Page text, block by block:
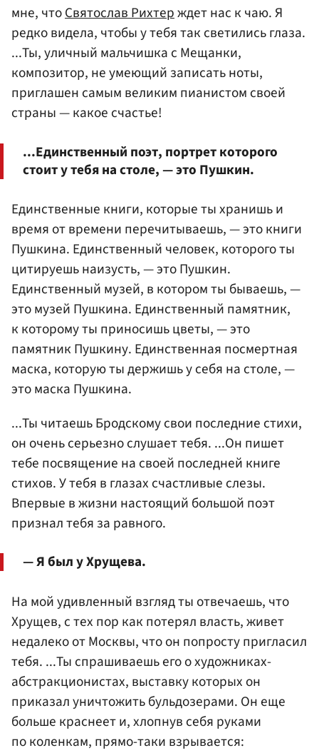
мне, чтоСвятослав Рихтерждет нас к чаю. Я
редко видела, чтобы у тебя так светились глаза.
...Ты, уличный мальчишка с Мещанки,
композитор, не умеющий записать ноты,
приглашен самым великим пианистом своей
страны — какое счастье!
...Единственный поэт, портрет которого
стоит у тебя на столе, — это Пушкин.
Единственные книги, которые ты хранишь и
время от времени перечитываешь, — это книги
Пушкина. Единственный человек, которого ты
цитируешь наизусть, — это Пушкин.
Единственный музей, в котором ты бываешь, —
это музей Пушкина. Единственный памятник,
к которому ты приносишь цветы, — это
памятник Пушкину. Единственная посмертная
маска, которую ты держишь у себя на столе, —
это маска Пушкина.
...Ты читаешь Бродскому свои последние стихи,
он очень серьезно слушает тебя. ...Он пишет
тебе посвящение на своей последней книге
стихов. У тебя в глазах счастливые слезы.
Впервые в жизни настоящий большой поэт
признал тебя за равного.
— Я был у Хрущева.
На мой удивленный взгляд ты отвечаешь, что
Хрущев, с тех пор как потерял власть, живет
недалеко от Москвы, что он попросту пригласил
тебя. ...Ты спрашиваешь его о художниках-
абстракционистах, выставку которых он
приказал уничтожить бульдозерами. Он еще
больше краснеет и, хлопнув себя руками
по коленкам, прямо-таки взрывается: